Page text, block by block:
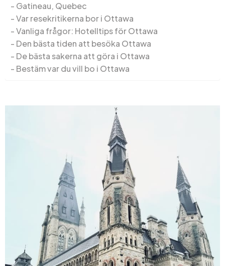
Gatineau, Quebec
Var resekritikerna bor i Ottawa
Vanliga frågor: Hotelltips för Ottawa
Den bästa tiden att besöka Ottawa
De bästa sakerna att göra i Ottawa
Bestäm var du vill bo i Ottawa